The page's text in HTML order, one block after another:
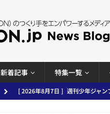
新着記事 特集一覧
[ 2026年8月6日 ] ラップも読書